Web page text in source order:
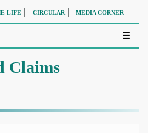
LIFE CIRCULAR MEDIA CORNER
☰
Claims